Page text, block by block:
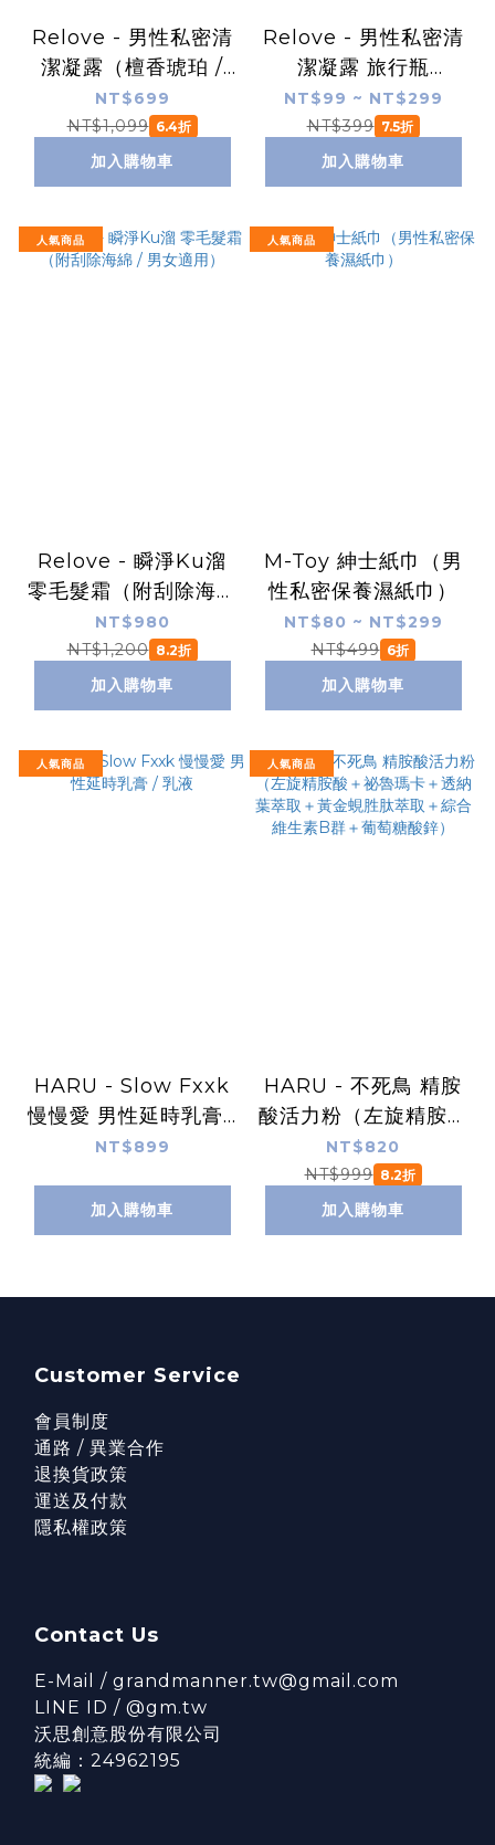
Relove - 男性私密清
潔凝露（檀香琥珀 /
Playboy 聯名款）
NT$699
NT$1,099 6.4折
加入購物車
Relove - 男性私密清
潔凝露 旅行瓶
30ml（溫感 / 摩洛哥
公爵）
NT$99 ~ NT$299
NT$399 7.5折
加入購物車
人氣商品
Relove - 瞬淨Ku溜
零毛髮霜（附刮除海綿
/ 男女適用）
NT$980
NT$1,200 8.2折
加入購物車
人氣商品
M-Toy 紳士紙巾（男
性私密保養濕紙巾）
NT$80 ~ NT$299
NT$499 6折
加入購物車
人氣商品
HARU - Slow Fxxk
慢慢愛 男性延時乳膏 /
乳液
NT$899
加入購物車
人氣商品
HARU - 不死鳥 精胺
酸活力粉（左旋精胺酸
＋祕魯瑪卡＋透納葉萃
取＋黃金蜆胜肽萃取＋
綜合維生素B群＋葡萄
糖酸鋅）
NT$820
NT$999 8.2折
加入購物車
Customer Service
會員制度
通路 / 異業合作
退換貨政策
運送及付款
隱私權政策
Contact Us
E-Mail / grandmanner.tw@gmail.com
LINE ID / @gm.tw
沃思創意股份有限公司
統編：24962195